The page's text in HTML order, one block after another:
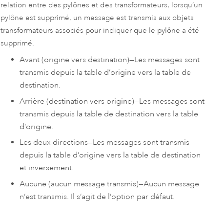
relation entre des pylônes et des transformateurs, lorsqu’un
pylône est supprimé, un message est transmis aux objets
transformateurs associés pour indiquer que le pylône a été
supprimé.
Avant (origine vers destination)—Les messages sont
transmis depuis la table d’origine vers la table de
destination.
Arrière (destination vers origine)—Les messages sont
transmis depuis la table de destination vers la table
d’origine.
Les deux directions—Les messages sont transmis
depuis la table d’origine vers la table de destination
et inversement.
Aucune (aucun message transmis)—Aucun message
n’est transmis. Il s’agit de l’option par défaut.